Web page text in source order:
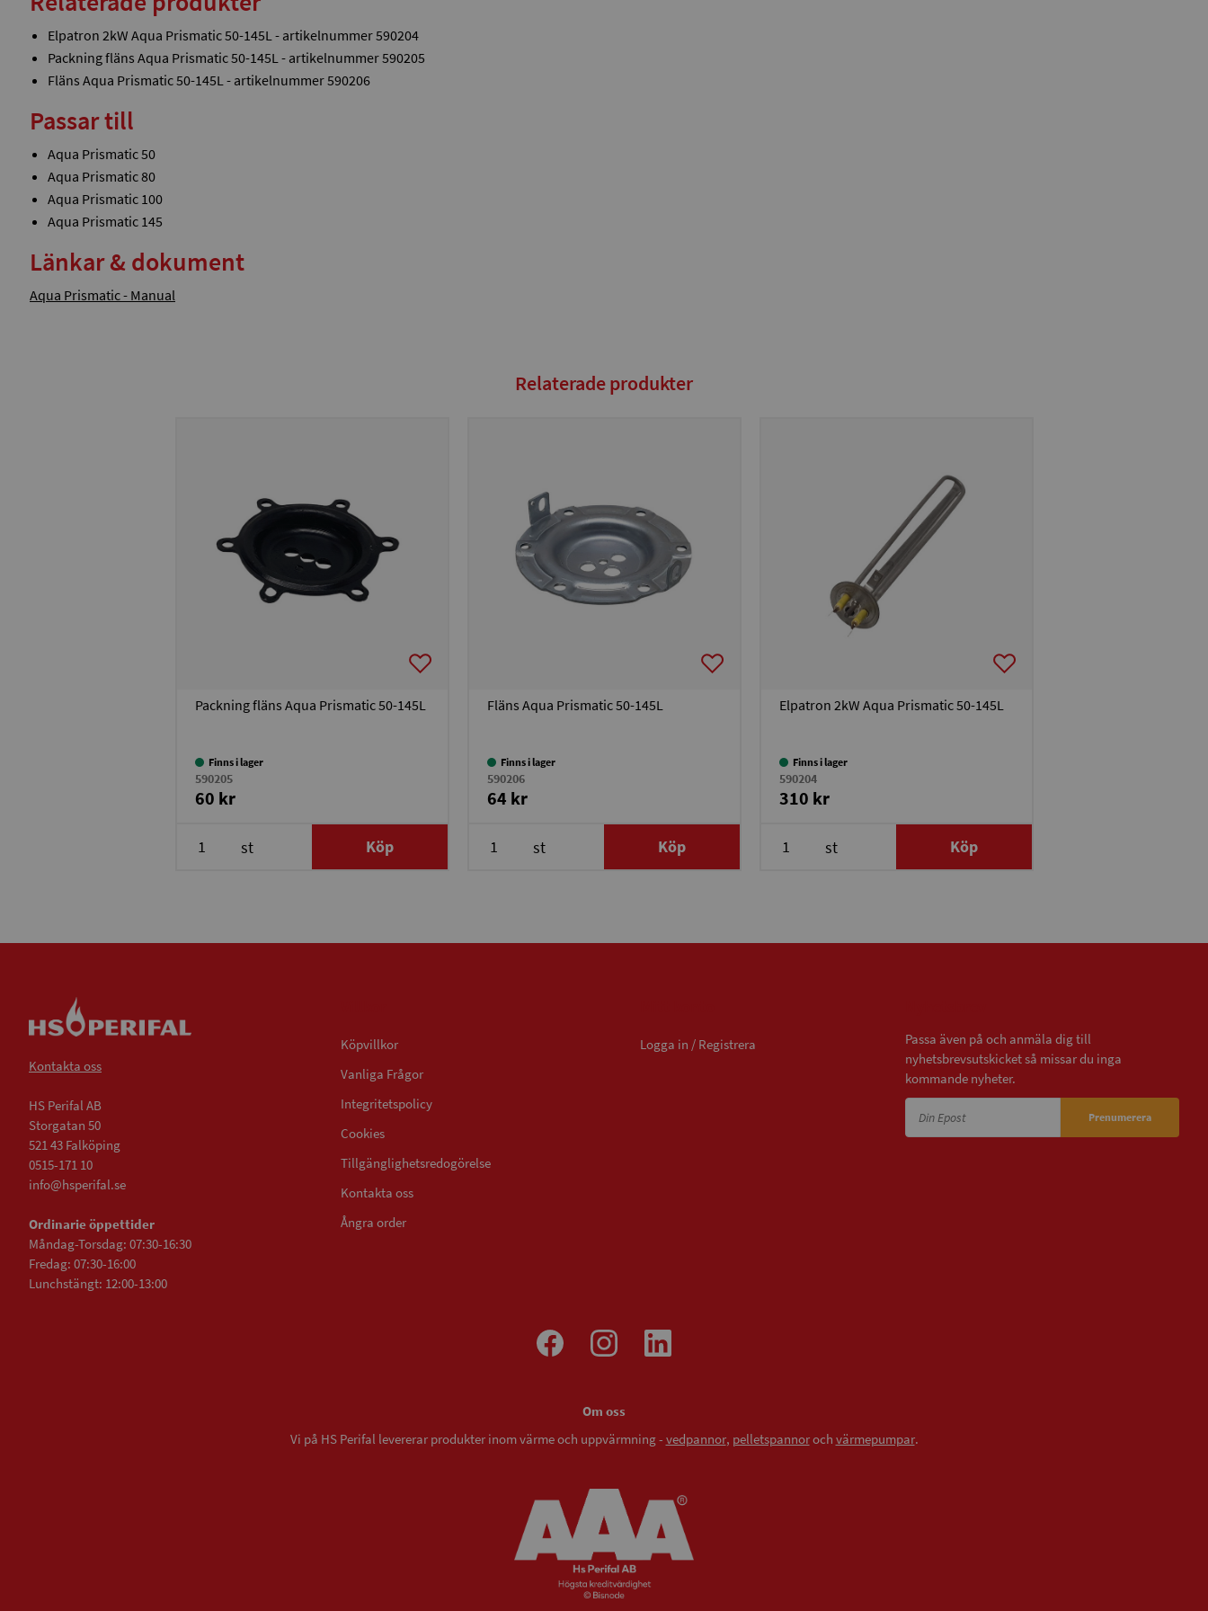
Elpatron 2kW Aqua Prismatic 50-145L - artikelnummer 590204
Packning fläns Aqua Prismatic 50-145L - artikelnummer 590205
Fläns Aqua Prismatic 50-145L - artikelnummer 590206
Passar till
Aqua Prismatic 50
Aqua Prismatic 80
Aqua Prismatic 100
Aqua Prismatic 145
Länkar & dokument
Aqua Prismatic - Manual
Relaterade produkter
Packning fläns Aqua Prismatic 50-145L
Finns i lager
590205
60 kr
st Köp
Fläns Aqua Prismatic 50-145L
Finns i lager
590206
64 kr
st Köp
Elpatron 2kW Aqua Prismatic 50-145L
Finns i lager
590204
310 kr
st Köp
Kontakta oss
HS Perifal AB
Storgatan 50
521 43 Falköping
0515-171 10
info@hsperifal.se
Ordinarie öppettider
Måndag-Torsdag: 07:30-16:30
Fredag: 07:30-16:00
Lunchstängt: 12:00-13:00
Köpvillkor
Vanliga Frågor
Integritetspolicy
Cookies
Tillgänglighetsredogörelse
Kontakta oss
Ångra order
Logga in / Registrera
Passa även på och anmäla dig till
nyhetsbrevsutskicket så missar du inga
kommande nyheter.
Prenumerera
Om oss
Vi på HS Perifal levererar produkter inom värme och uppvärmning - vedpannor, pelletspannoroch värmepumpar.